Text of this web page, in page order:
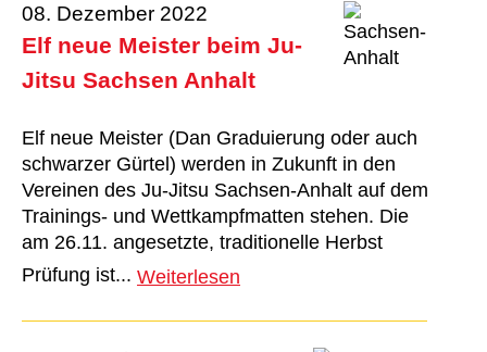
08. Dezember 2022
Elf neue Meister beim Ju-
Jitsu Sachsen Anhalt
Elf neue Meister (Dan Graduierung oder auch
schwarzer Gürtel) werden in Zukunft in den
Vereinen des Ju-Jitsu Sachsen-Anhalt auf dem
Trainings- und Wettkampfmatten stehen. Die
am 26.11. angesetzte, traditionelle Herbst
Prüfung ist... Weiterlesen